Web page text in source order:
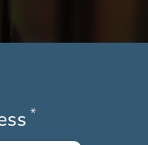
*Obligatoriskt